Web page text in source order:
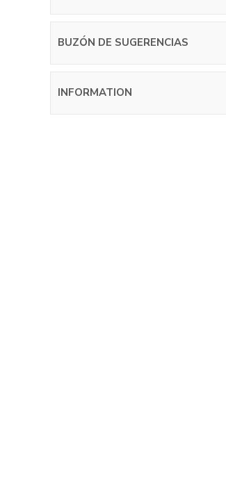
BUZÓN DE SUGERENCIAS
INFORMATION